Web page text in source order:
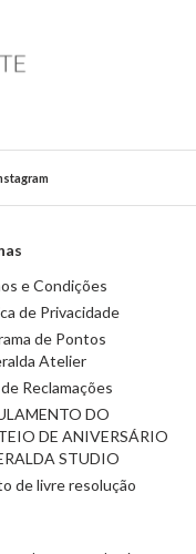
e Condições
de Privacidade
de Pontos
Atelier
Reclamações
DO
DE ANIVERSÁRIO
STUDIO
de livre resolução